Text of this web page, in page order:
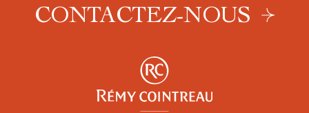
CONTACTEZ-NOUS